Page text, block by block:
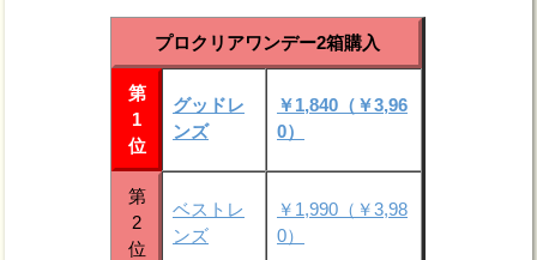
プロクリアワンデー2箱購入
第
1
位
グッドレ
ンズ
￥1,840（￥3,96
0）
第
2
位
ベストレ
ンズ
￥1,990（￥3,98
0）